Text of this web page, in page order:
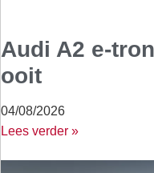
Audi A2 e-
ooit
04/08/2026
Lees verder »